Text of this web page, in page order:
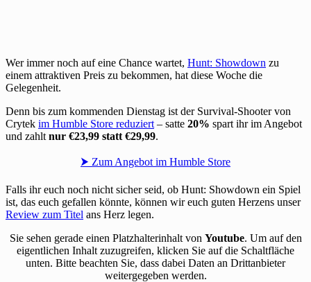
Wer immer noch auf eine Chance wartet, Hunt: Showdown zu
einem attraktiven Preis zu bekommen, hat diese Woche die
Gelegenheit.
Denn bis zum kommenden Dienstag ist der Survival-Shooter von
Crytek im Humble Store reduziert – satte 20% spart ihr im Angebot
und zahlt nur €23,99 statt €29,99.
⮞ Zum Angebot im Humble Store
Falls ihr euch noch nicht sicher seid, ob Hunt: Showdown ein Spiel
ist, das euch gefallen könnte, können wir euch guten Herzens unser
Review zum Titel ans Herz legen.
Sie sehen gerade einen Platzhalterinhalt von Youtube. Um auf den
eigentlichen Inhalt zuzugreifen, klicken Sie auf die Schaltfläche
unten. Bitte beachten Sie, dass dabei Daten an Drittanbieter
weitergegeben werden.